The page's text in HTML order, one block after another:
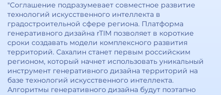
"Соглашение подразумевает совместное развитие
технологий искусственного интеллекта в
градостроительной сфере региона. Платформа
генеративного дизайна rTIM позволяет в короткие
сроки создавать модели комплексного развития
территорий. Сахалин станет первым российским
регионом, который начнет использовать уникальный
инструмент генеративного дизайна территорий на
базе технологий искусственного интеллекта.
Алгоритмы генеративного дизайна будут поэтапно